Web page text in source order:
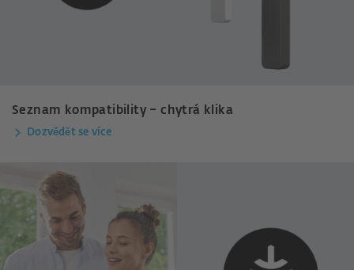
Seznam kompatibility – chytrá klika
Dozvědět se více